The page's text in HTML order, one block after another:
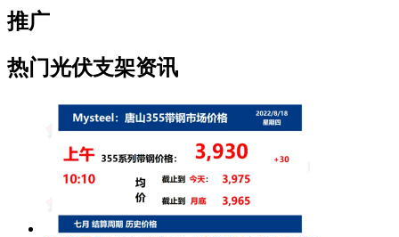
推广
热门光伏支架资讯